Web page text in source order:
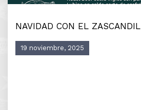
NAVIDAD CON EL ZASCANDIL
19 noviembre, 2025